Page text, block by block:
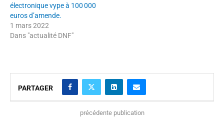
électronique vype à 100 000
euros d’amende.
1 mars 2022
Dans "actualité DNF"
PARTAGER
précédente publication